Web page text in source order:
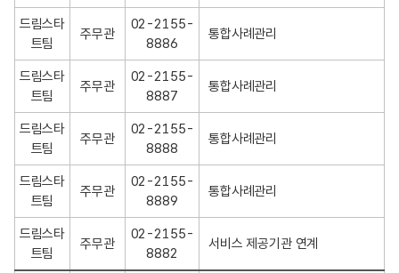
드림스타
트팀
주무관
02-2155-
8886
통합사례관리
드림스타
트팀
주무관
02-2155-
8887
통합사례관리
드림스타
트팀
주무관
02-2155-
8888
통합사례관리
드림스타
트팀
주무관
02-2155-
8889
통합사례관리
드림스타
트팀
주무관
02-2155-
8882
서비스 제공기관 연계